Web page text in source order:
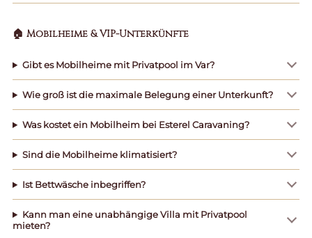
🏠 Mobilheime & VIP-Unterkünfte
Gibt es Mobilheime mit Privatpool im Var?
Wie groß ist die maximale Belegung einer Unterkunft?
Was kostet ein Mobilheim bei Esterel Caravaning?
Sind die Mobilheime klimatisiert?
Ist Bettwäsche inbegriffen?
Kann man eine unabhängige Villa mit Privatpool
mieten?